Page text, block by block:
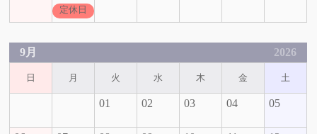
定休日
9月 2026
日 月 火 水 木 金 土
01 02 03 04 05